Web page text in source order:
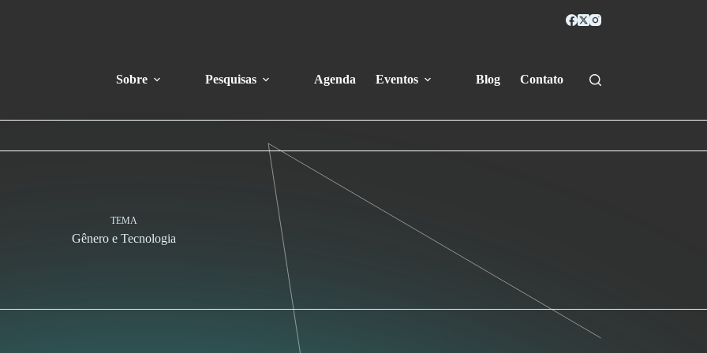
Sobre Pesquisas Agenda Eventos Blog Contato
TEMA
Gênero e Tecnologia